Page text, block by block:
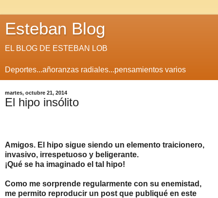
Esteban Blog
EL BLOG DE ESTEBAN LOB
Deportes...añoranzas radiales...pensamientos varios
martes, octubre 21, 2014
El hipo insólito
Amigos. El hipo sigue siendo un elemento traicionero,
invasivo, irrespetuoso y beligerante.
¡Qué se ha imaginado el tal hipo!
Como me sorprende regularmente con su enemistad,
me permito reproducir un post que publiqué en este